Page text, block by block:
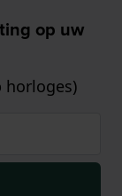
op uw
horloges)